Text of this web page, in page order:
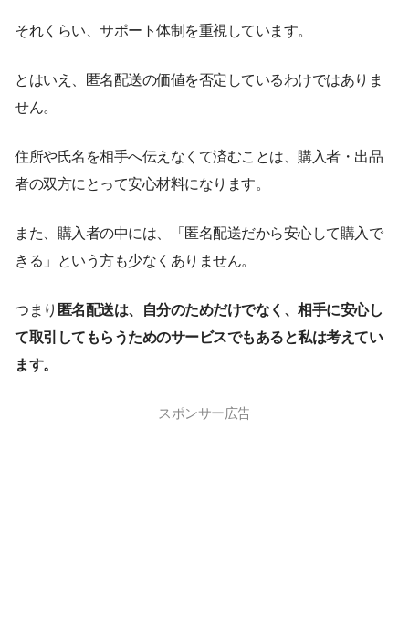
それくらい、サポート体制を重視しています。
とはいえ、匿名配送の価値を否定しているわけではありま
せん。
住所や氏名を相手へ伝えなくて済むことは、購入者・出品
者の双方にとって安心材料になります。
また、購入者の中には、「匿名配送だから安心して購入で
きる」という方も少なくありません。
つまり 匿名配送は、自分のためだけでなく、相手に安心し
て取引してもらうためのサービスでもあると私は考えてい
ます。
スポンサー広告